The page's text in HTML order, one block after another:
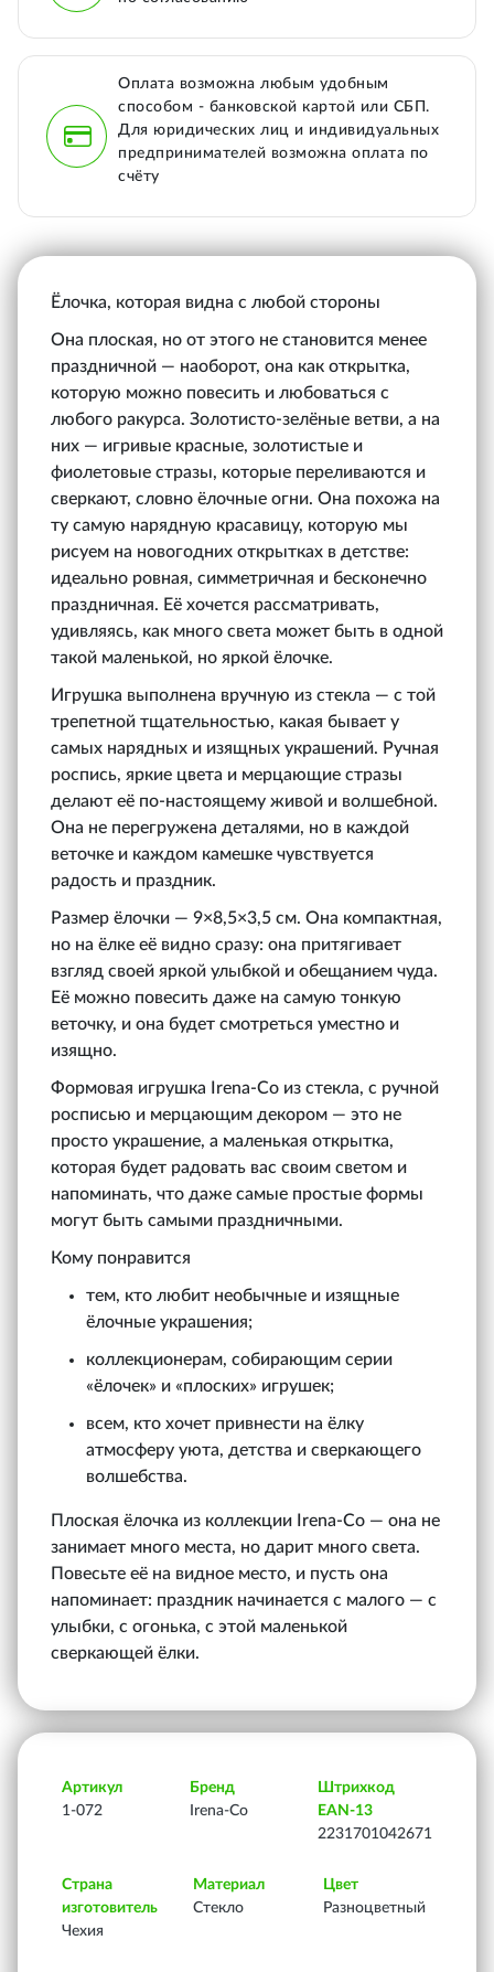
Оплата возможна любым удобным
способом - банковской картой или СБП.
Для юридических лиц и индивидуальных
предпринимателей возможна оплата по
счёту
Ёлочка, которая видна с любой стороны
Она плоская, но от этого не становится менее
праздничной — наоборот, она как открытка,
которую можно повесить и любоваться с
любого ракурса. Золотисто-зелёные ветви, а на
них — игривые красные, золотистые и
фиолетовые стразы, которые переливаются и
сверкают, словно ёлочные огни. Она похожа на
ту самую нарядную красавицу, которую мы
рисуем на новогодних открытках в детстве:
идеально ровная, симметричная и бесконечно
праздничная. Её хочется рассматривать,
удивляясь, как много света может быть в одной
такой маленькой, но яркой ёлочке.
Игрушка выполнена вручную из стекла — с той
трепетной тщательностью, какая бывает у
самых нарядных и изящных украшений. Ручная
роспись, яркие цвета и мерцающие стразы
делают её по-настоящему живой и волшебной.
Она не перегружена деталями, но в каждой
веточке и каждом камешке чувствуется
радость и праздник.
Размер ёлочки — 9×8,5×3,5 см. Она компактная,
но на ёлке её видно сразу: она притягивает
взгляд своей яркой улыбкой и обещанием чуда.
Её можно повесить даже на самую тонкую
веточку, и она будет смотреться уместно и
изящно.
Формовая игрушка Irena‑Co из стекла, с ручной
росписью и мерцающим декором — это не
просто украшение, а маленькая открытка,
которая будет радовать вас своим светом и
напоминать, что даже самые простые формы
могут быть самыми праздничными.
Кому понравится
тем, кто любит необычные и изящные
ёлочные украшения;
коллекционерам, собирающим серии
«ёлочек» и «плоских» игрушек;
всем, кто хочет привнести на ёлку
атмосферу уюта, детства и сверкающего
волшебства.
Плоская ёлочка из коллекции Irena‑Co — она не
занимает много места, но дарит много света.
Повесьте её на видное место, и пусть она
напоминает: праздник начинается с малого — с
улыбки, с огонька, с этой маленькой
сверкающей ёлки.
Артикул
1-072
Бренд
Irena-Co
Штрихкод
EAN-13
2231701042671
Страна
изготовитель
Чехия
Материал
Стекло
Цвет
Разноцветный